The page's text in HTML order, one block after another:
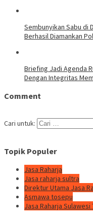
Sembunyikan Sabu di
Berhasil Diamankan
Briefing Jadi Agenda
Dengan Integritas
Comment
Cari untuk:
Topik Populer
Jasa Raharja
Jasa raharja sultra
Direktur Utama Jasa
Asmawa tosepu
Jasa Raharja Sulawesi